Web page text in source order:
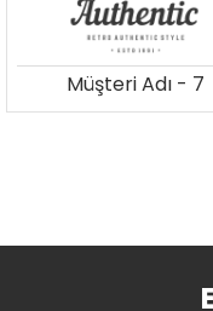
Müşteri Adı - 7